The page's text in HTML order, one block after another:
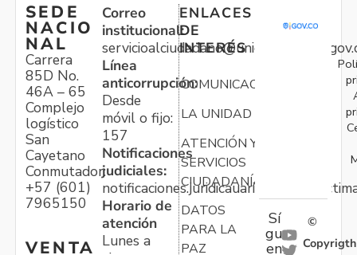
SEDE
NACIO
NAL
Carrera
85D No.
46A – 65
Complejo
logístico
San
Cayetano
Conmutador:
+57 (601)
7965150
VENTA
Correo
institucional:
Línea
anticorrupción:
Desde
móvil o fijo:
157
Notificaciones
judiciales:
Horario de
atención
Lunes a
ENLACES
DE
INTERÉS
COMUNICACIONES
LA UNIDAD
ATENCIÓN Y
SERVICIOS
CIUDADANÍA
DATOS
PARA LA
PAZ
Sí
gu
en
©
Copyrigth